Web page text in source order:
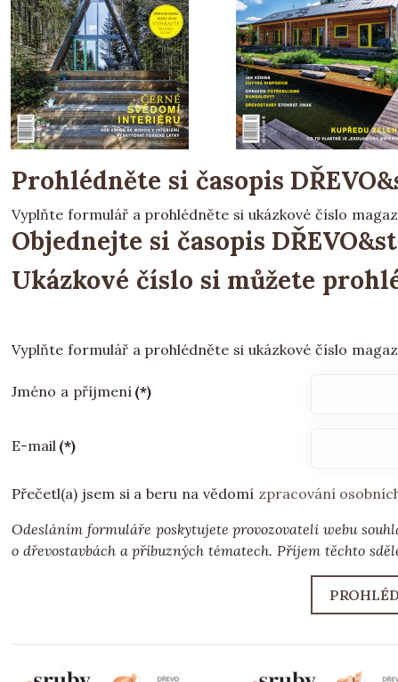
Prohlédněte si časopis
Vyplňte formulář a prohlédněte si ukázkové číslo
Objednejte si časopis
Ukázkové číslo si můžete
Vyplňte formulář a prohlédněte si ukázkové číslo
Jméno a příjmení (*)
E-mail (*)
Přečetl(a) jsem si a beru na vědomí zpracování
Odesláním formuláře poskytujete provozovateli webu
o dřevostavbách a příbuzných tématech. Příjem těchto